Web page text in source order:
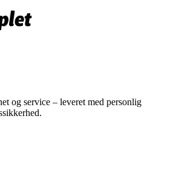
og service – leveret med personlig